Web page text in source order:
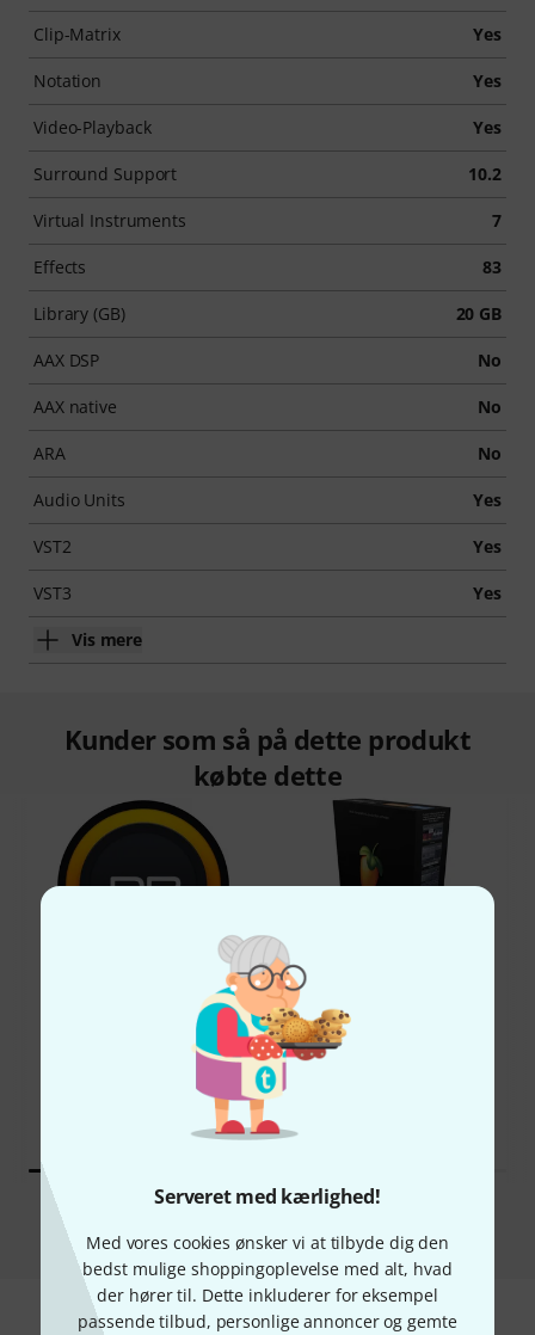
Serveret med kærlighed!
Med vores cookies ønsker vi at tilbyde dig den
bedst mulige shoppingoplevelse med alt, hvad
der hører til. Dette inkluderer for eksempel
passende tilbud, personlige annoncer og gemte
Clip-Matrix Yes
Notation Yes
Video-Playback Yes
Surround Support 10.2
Virtual Instruments 7
Effects 83
Library (GB) 20 GB
AAX DSP No
AAX native No
ARA No
Audio Units Yes
VST2 Yes
VST3 Yes
Vis mere
Kunder som så på dette produkt
købte dette
51%
Sammenlign